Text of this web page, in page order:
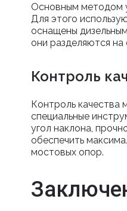
Основным методом
Для этого
оснащены
они разделяются на
Контроль
Контроль качества
специальные
угол наклона,
обеспечить
мостовых опор.